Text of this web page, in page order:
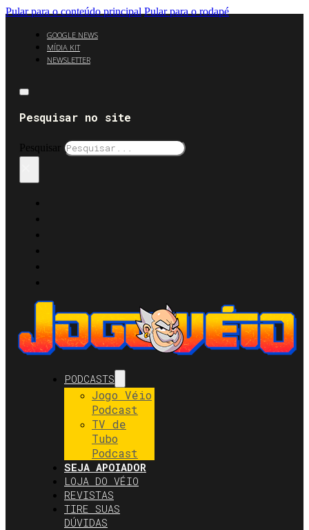
Pular para o conteúdo principal Pular para o rodapé
GOOGLE NEWS
MÍDIA KIT
NEWSLETTER
Pesquisar no site
Pesquisar
PODCASTS
Jogo Véio
Podcast
TV de
Tubo
Podcast
SEJA APOIADOR
LOJA DO VÉIO
REVISTAS
TIRE SUAS
DÚVIDAS